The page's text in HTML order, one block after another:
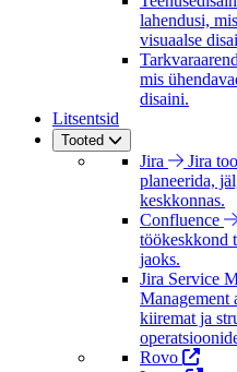
lahendusi,
visuaalse
mis
disaini.
Litsentsid
Tooted
Jira
Jira
planeerida,
keskkonnas.
Confluence
töökeskkond
jaoks.
Jira Service
Management
kiiremat ja
Rovo